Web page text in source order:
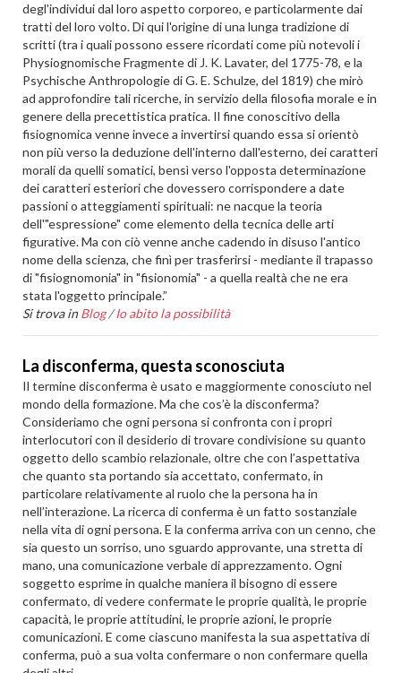
degl'individui dal loro aspetto corporeo, e particolarmente dai
tratti del loro volto. Di qui l'origine di una lunga tradizione di
scritti (tra i quali possono essere ricordati come più notevoli i
Physiognomische Fragmente di J. K. Lavater, del 1775-78, e la
Psychische Anthropologie di G. E. Schulze, del 1819) che mirò
ad approfondire tali ricerche, in servizio della filosofia morale e in
genere della precettistica pratica. Il fine conoscitivo della
fisiognomica venne invece a invertirsi quando essa si orientò
non più verso la deduzione dell'interno dall'esterno, dei caratteri
morali da quelli somatici, bensì verso l'opposta determinazione
dei caratteri esteriori che dovessero corrispondere a date
passioni o atteggiamenti spirituali: ne nacque la teoria
dell'"espressione" come elemento della tecnica delle arti
figurative. Ma con ciò venne anche cadendo in disuso l'antico
nome della scienza, che finì per trasferirsi - mediante il trapasso
di "fisiognomonia" in "fisionomia" - a quella realtà che ne era
stata l'oggetto principale.”
Si trova in Blog /Io abito la possibilità
La disconferma, questa sconosciuta
Il termine disconferma è usato e maggiormente conosciuto nel
mondo della formazione. Ma che cos’è la disconferma?
Consideriamo che ogni persona si confronta con i propri
interlocutori con il desiderio di trovare condivisione su quanto
oggetto dello scambio relazionale, oltre che con l’aspettativa
che quanto sta portando sia accettato, confermato, in
particolare relativamente al ruolo che la persona ha in
nell’interazione. La ricerca di conferma è un fatto sostanziale
nella vita di ogni persona. E la conferma arriva con un cenno, che
sia questo un sorriso, uno sguardo approvante, una stretta di
mano, una comunicazione verbale di apprezzamento. Ogni
soggetto esprime in qualche maniera il bisogno di essere
confermato, di vedere confermate le proprie qualità, le proprie
capacità, le proprie attitudini, le proprie azioni, le proprie
comunicazioni. E come ciascuno manifesta la sua aspettativa di
conferma, può a sua volta confermare o non confermare quella